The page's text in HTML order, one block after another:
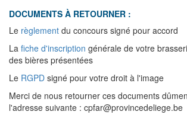
DOCUMENTS À RETOURNER :
Le règlement du concours signé pour accord
La fiche d'inscription générale de votre
des bières présentées
Le RGPD signé pour votre droit à l'image
Merci de nous retourner ces documents
l'adresse suivante : cpfar@provincedeliege.be